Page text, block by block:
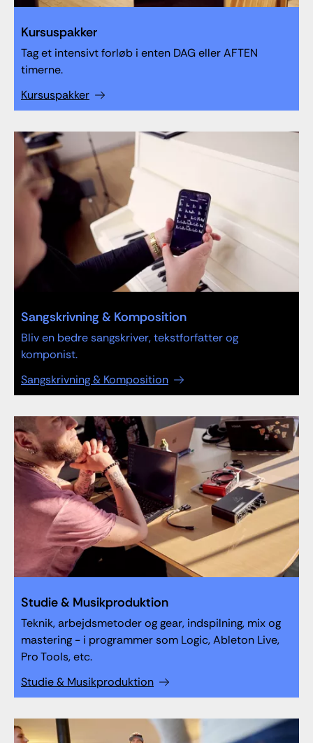
Kursuspakker
Tag et intensivt forløb i enten DAG eller AFTEN
timerne.
Kursuspakker
Sangskrivning & Komposition
Bliv en bedre sangskriver, tekstforfatter og
komponist.
Sangskrivning & Komposition
Studie & Musikproduktion
Teknik, arbejdsmetoder og gear, indspilning, mix og
mastering - i programmer som Logic, Ableton Live,
Pro Tools, etc.
Studie & Musikproduktion